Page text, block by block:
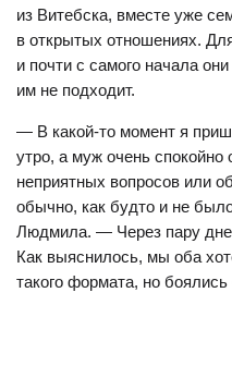
из Витебска, вместе уже
в открытых отношениях.
и почти с самого начала
им не подходит.
— В какой-то момент я
утро, а муж очень спокойно
неприятных вопросов или
обычно, как будто и не
Людмила. — Через пару
Как выяснилось, мы оба
такого формата, но